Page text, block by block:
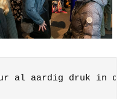
al aardig druk in de